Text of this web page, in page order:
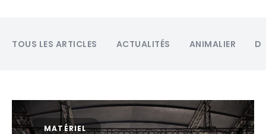
TOUS LES ARTICLES ACTUALITÉS ANIMALIER
MATÉRIEL